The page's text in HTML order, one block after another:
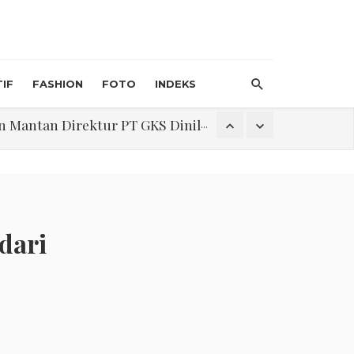
FASHION FOTO INDEKS
Direktur PT GKS Dinilai Rancu